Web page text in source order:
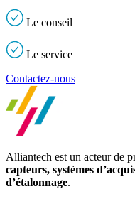
Le conseil
Le service
Contactez-nous
Alliantech est un acteur de
capteurs, systèmes
d’étalonnage.